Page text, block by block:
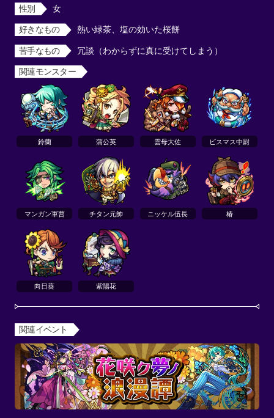
性別 女
好きなもの 熱い緑茶、塩の効いた桜餅
苦手なもの 冗談（わからずに真に受けてしまう）
関連モンスター
鈴蘭 蒲公英 雲母大佐 ビスマス中尉
マンガン軍曹 チタン元帥 ニッケル伍長 椿
向日葵 紫陽花
関連イベント